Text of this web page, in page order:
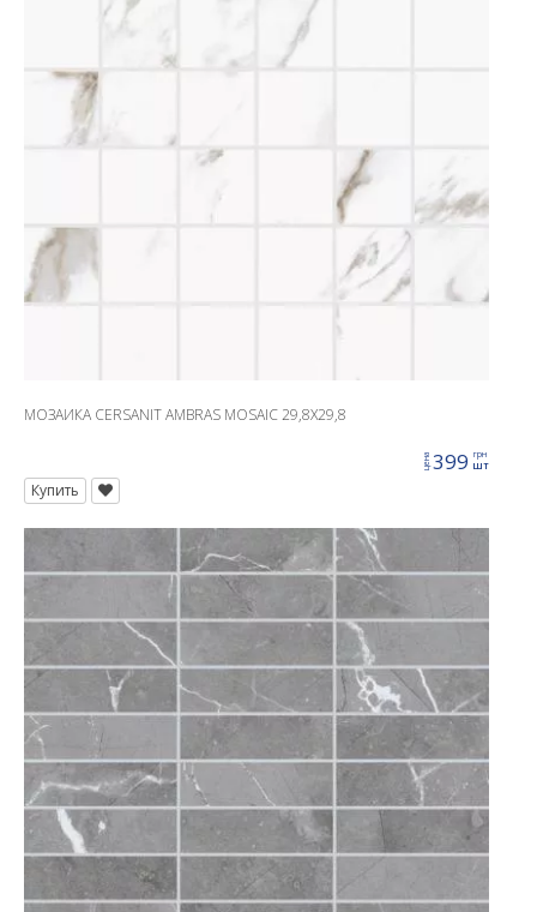
МОЗАИКА CERSANIT AMBRAS MOSAIC 29,8X29,8
цена 399 грн
шт
Купить